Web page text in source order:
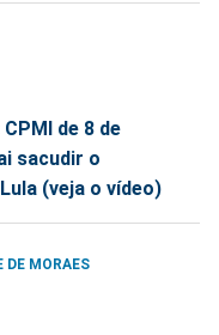
CPMI de 8 de
sacudir o
(veja o vídeo)
DE MORAES